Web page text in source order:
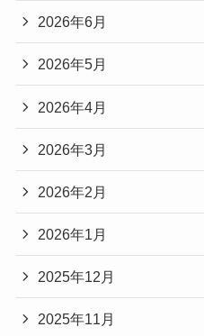
2026年6月
2026年5月
2026年4月
2026年3月
2026年2月
2026年1月
2025年12月
2025年11月